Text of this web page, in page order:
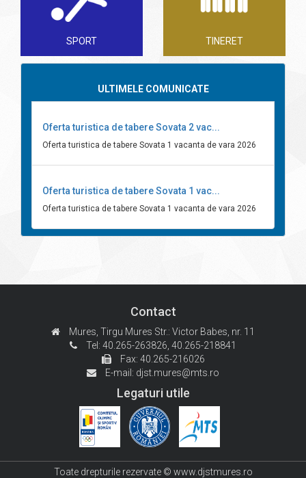
SPORT TINERET
ULTIMELE COMUNICATE
Oferta turistica de tabere Sovata 2 vac...
Oferta turistica de tabere Sovata 1 vacanta de vara 2026
Oferta turistica de tabere Sovata 1 vac...
Oferta turistica de tabere Sovata 1 vacanta de vara 2026
Contact
Mures, Tirgu Mures Str.: Victor Babes, nr. 11
Tel: 40.265-263826, 40.265-218841
Fax: 40.265-216026
E-mail: djst.mures@mts.ro
Legaturi utile
Toate drepturile rezervate © www.djstmures.ro